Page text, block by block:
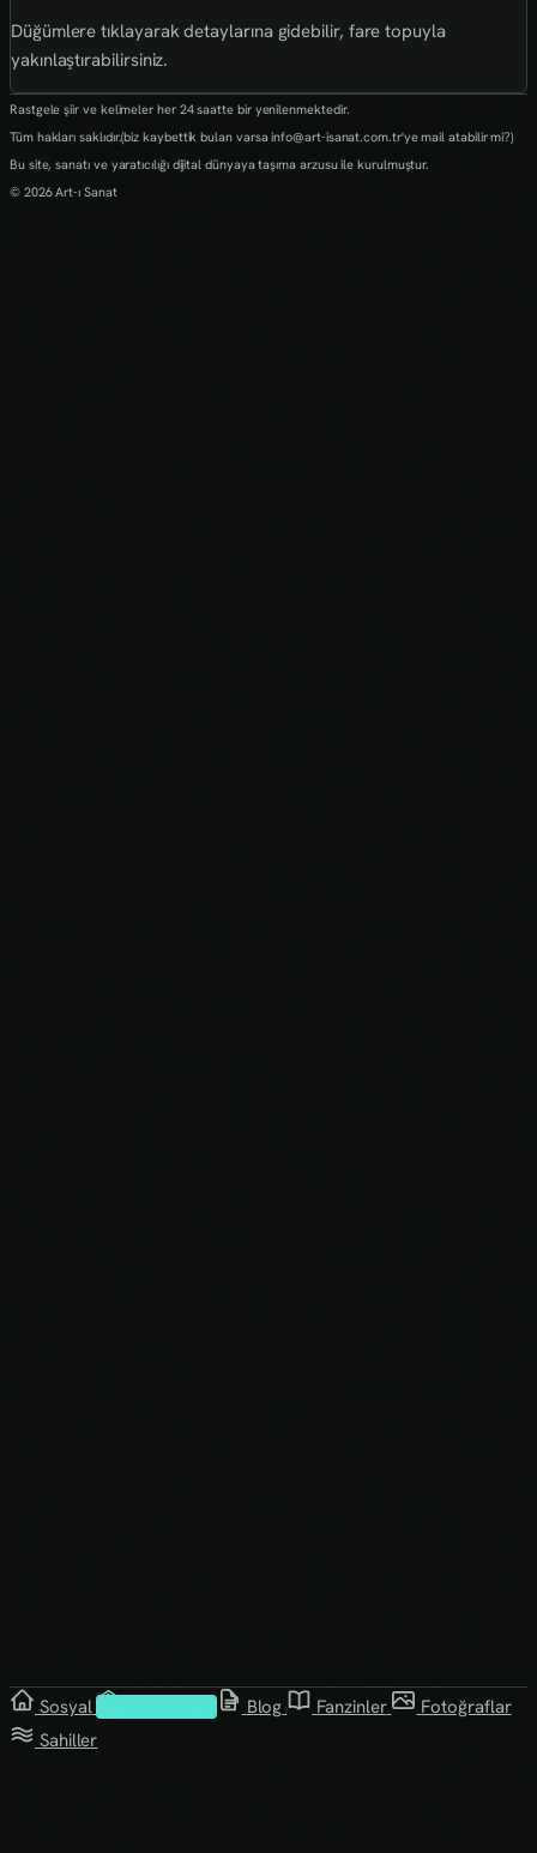
Düğümlere tıklayarak detaylarına gidebilir, fare topuyla
yakınlaştırabilirsiniz.
Rastgele şiir ve kelimeler her 24 saatte bir yenilenmektedir.
Tüm hakları saklıdır.(biz kaybettik bulan varsa info@art-isanat.com.tr'ye mail atabilir mi?)
Bu site, sanatı ve yaratıcılığı dijital dünyaya taşıma arzusu ile kurulmuştur.
© 2026 Art-ı Sanat
Sosyal Blog Fanzinler
Fotoğraflar
Sahiller